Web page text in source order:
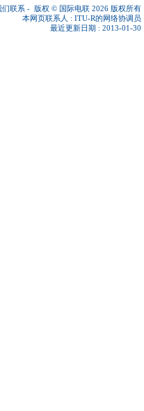
们联系 - 版权 © 国际电联 2026 版权所有
本网页联系人 : ITU-R的网络协调员
最近更新日期 : 2013-01-30